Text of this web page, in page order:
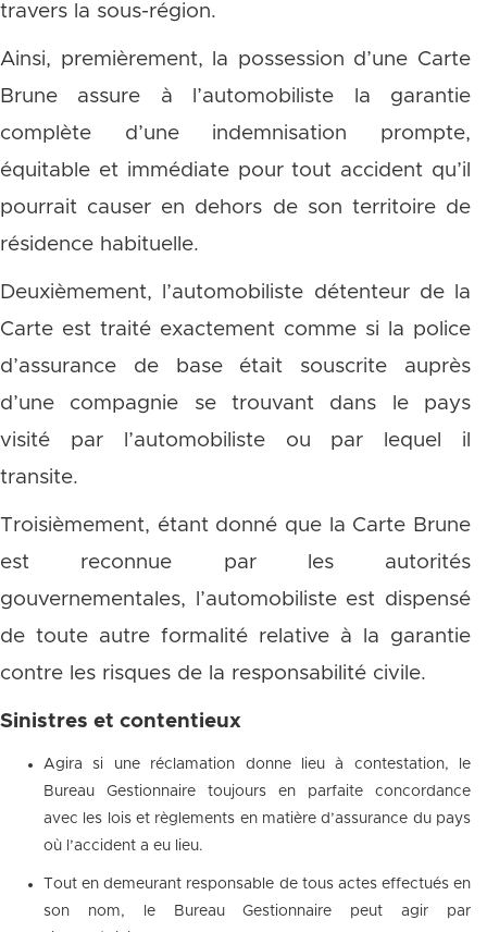
travers la sous-région.
Ainsi, premièrement, la possession d’une Carte
Brune assure à l’automobiliste la garantie
complète d’une indemnisation prompte,
équitable et immédiate pour tout accident qu’il
pourrait causer en dehors de son territoire de
résidence habituelle.
Deuxièmement, l’automobiliste détenteur de la
Carte est traité exactement comme si la police
d’assurance de base était souscrite auprès
d’une compagnie se trouvant dans le pays
visité par l’automobiliste ou par lequel il
transite.
Troisièmement, étant donné que la Carte Brune
est reconnue par les autorités
gouvernementales, l’automobiliste est dispensé
de toute autre formalité relative à la garantie
contre les risques de la responsabilité civile.
Sinistres et contentieux
Agira si une réclamation donne lieu à contestation, le
Bureau Gestionnaire toujours en parfaite concordance
avec les lois et règlements en matière d’assurance du pays
où l’accident a eu lieu.
Tout en demeurant responsable de tous actes effectués en
son nom, le Bureau Gestionnaire peut agir par